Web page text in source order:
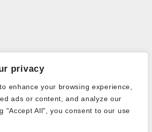
privacy
enhance your browsing experience,
ads or content, and analyze our
"Accept All", you consent to our use